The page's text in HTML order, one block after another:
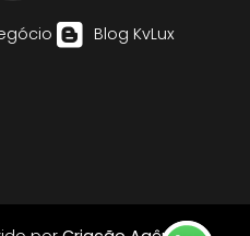
Blog KvLux